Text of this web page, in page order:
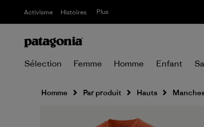
Activisme Histoires Plus
Sélection Femme Homme Enfant
Homme Par produit Hauts